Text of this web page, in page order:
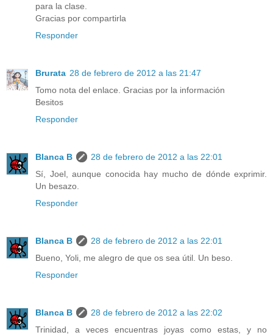
para la clase.
Gracias por compartirla
Responder
Brurata 28 de febrero de 2012 a las 21:47
Tomo nota del enlace. Gracias por la información
Besitos
Responder
Blanca B
28 de febrero de 2012 a las 22:01
Sí, Joel, aunque conocida hay mucho de dónde exprimir.
Un besazo.
Responder
Blanca B
28 de febrero de 2012 a las 22:01
Bueno, Yoli, me alegro de que os sea útil. Un beso.
Responder
Blanca B
28 de febrero de 2012 a las 22:02
Trinidad, a veces encuentras joyas como estas, y no